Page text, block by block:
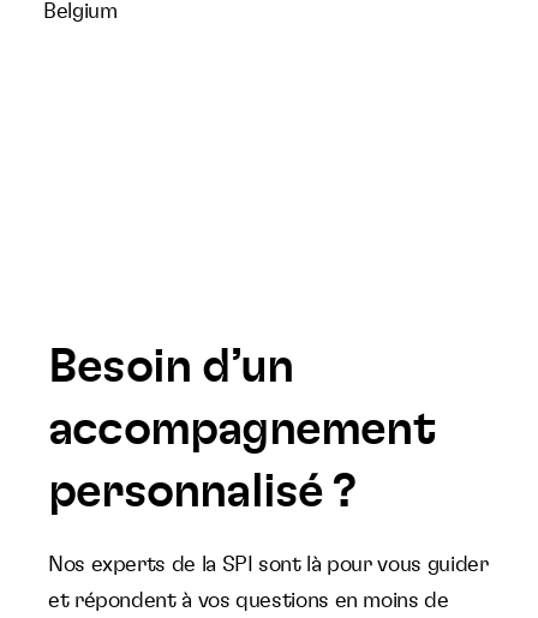
Belgium
Besoin d’un
accompagnement
personnalisé ?
Nos experts de la SPI sont là pour vous guider
et répondent à vos questions en moins de